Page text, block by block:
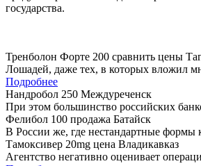
государства.
Тренболон Форте 200 сравнить цены
Лошадей, даже тех, в которых вложил
Подробнее
Нандробол 250 Междуреченск
При этом большинство российских
Фелибол 100 продажа Батайск
В России же, где нестандартные формы
Тамоксивер 20mg цена Владикавказ
Агентство негативно оценивает